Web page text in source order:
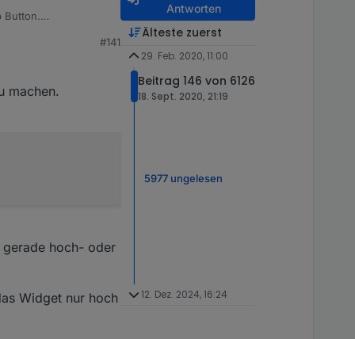
Button.
zb.
#141
machen.
hoch- oder
Widget nur hoch
Antworten
Älteste zuerst
29. Feb. 2020, 11:00
Beitrag 146 von 6126
18. Sept. 2020, 21:19
5977 ungelesen
12. Dez. 2024, 16:24